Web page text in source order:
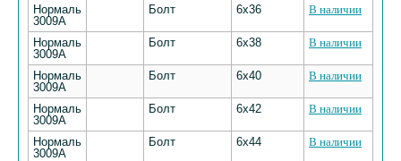
Нормаль
3009А
Болт 6х36 В наличии
Нормаль
3009А
Болт 6х38 В наличии
Нормаль
3009А
Болт 6х40 В наличии
Нормаль
3009А
Болт 6х42 В наличии
Нормаль
3009А
Болт 6х44 В наличии